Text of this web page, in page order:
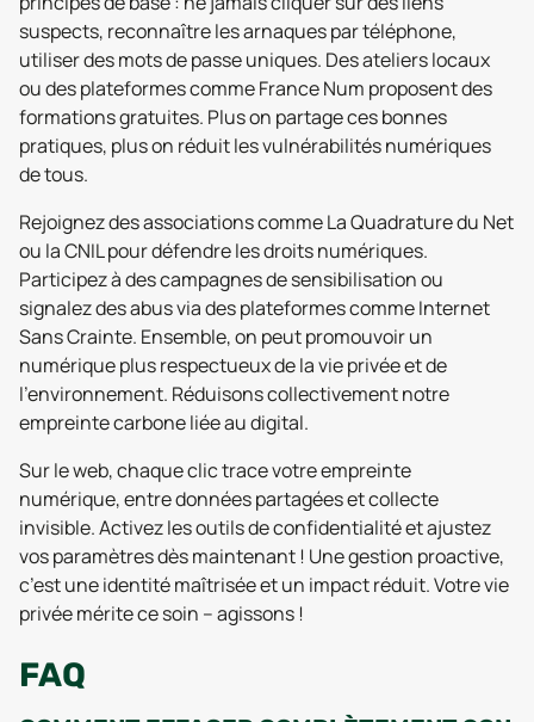
suspects, reconnaître les arnaques par téléphone,
utiliser des mots de passe uniques. Des ateliers locaux
ou des plateformes comme France Num proposent des
formations gratuites. Plus on partage ces bonnes
pratiques, plus on réduit les vulnérabilités numériques
de tous.
Rejoignez des associations comme La Quadrature du Net
ou la CNIL pour défendre les droits numériques.
Participez à des campagnes de sensibilisation ou
signalez des abus via des plateformes comme Internet
Sans Crainte. Ensemble, on peut promouvoir un
numérique plus respectueux de la vie privée et de
l’environnement. Réduisons collectivement notre
empreinte carbone liée au digital.
Sur le web, chaque clic trace votre empreinte
numérique, entre données partagées et collecte
invisible. Activez les outils de confidentialité et ajustez
vos paramètres dès maintenant ! Une gestion proactive,
c’est une identité maîtrisée et un impact réduit. Votre vie
privée mérite ce soin – agissons !
FAQ